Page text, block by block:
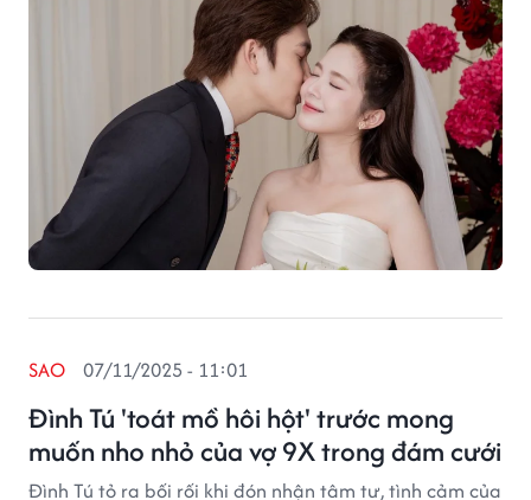
Đình Tú 'toát mồ hôi hột' trước mong
muốn nho nhỏ của vợ 9X trong đám cưới
SAO 07/11/2025 - 11:01
Đình Tú tỏ ra bối rối khi đón nhận tâm tư, tình cảm của